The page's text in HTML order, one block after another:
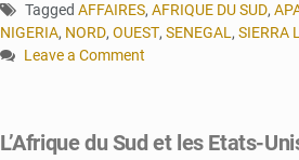
Tagged AFFAIRES, AFRIQUE DU SUD,
NIGERIA, NORD, OUEST, SENEGAL, SIERRA
Leave a Comment
vers
L’Afrique du Sud et les Etats-